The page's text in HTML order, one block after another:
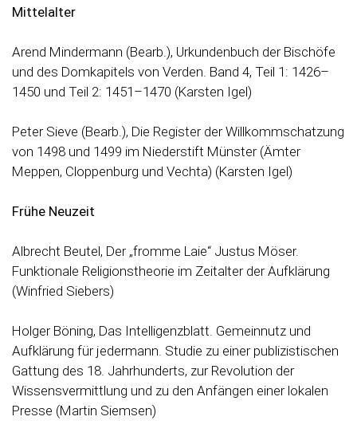
Mittelalter
Arend Mindermann (Bearb.), Urkundenbuch der Bischöfe
und des Domkapitels von Verden. Band 4, Teil 1: 1426–
1450 und Teil 2: 1451–1470 (Karsten Igel)
Peter Sieve (Bearb.), Die Register der Willkommschatzung
von 1498 und 1499 im Niederstift Münster (Ämter
Meppen, Cloppenburg und Vechta) (Karsten Igel)
Frühe Neuzeit
Albrecht Beutel, Der „fromme Laie“ Justus Möser.
Funktionale Religionstheorie im Zeitalter der Aufklärung
(Winfried Siebers)
Holger Böning, Das Intelligenzblatt. Gemeinnutz und
Aufklärung für jedermann. Studie zu einer publizistischen
Gattung des 18. Jahrhunderts, zur Revolution der
Wissensvermittlung und zu den Anfängen einer lokalen
Presse (Martin Siemsen)